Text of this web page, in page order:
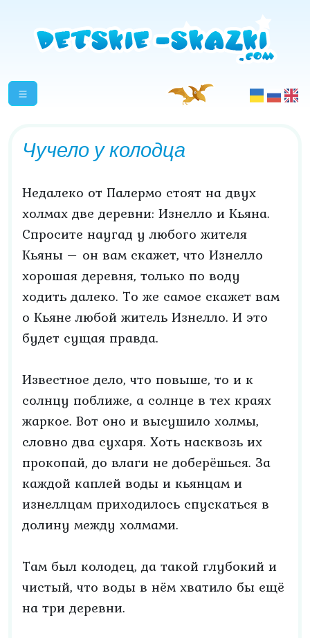
Чучело у колодца
Недалеко от Палермо стоят на двух
холмах две деревни: Изнелло и Кьяна.
Спросите наугад у любого жителя
Кьяны – он вам скажет, что Изнелло
хорошая деревня, только по воду
ходить далеко. То же самое скажет вам
о Кьяне любой житель Изнелло. И это
будет сущая правда.
Известное дело, что повыше, то и к
солнцу поближе, а солнце в тех краях
жаркое. Вот оно и высушило холмы,
словно два сухаря. Хоть насквозь их
прокопай, до влаги не доберёшься. За
каждой каплей воды и кьянцам и
изнеллцам приходилось спускаться в
долину между холмами.
Там был колодец, да такой глубокий и
чистый, что воды в нём хватило бы ещё
на три деревни.